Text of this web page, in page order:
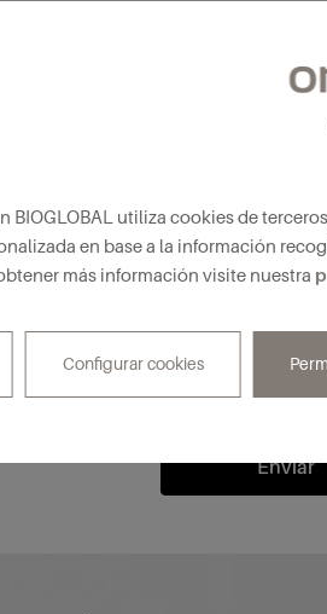
para
Confirmo que
Enviar
BIOGLOBAL utiliza cookies de
en base a la información
más información visite nuestra
Configurar cookies